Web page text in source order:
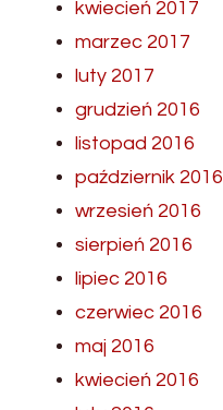
kwiecień 2017
marzec 2017
luty 2017
grudzień 2016
listopad 2016
październik 2016
wrzesień 2016
sierpień 2016
lipiec 2016
czerwiec 2016
maj 2016
kwiecień 2016